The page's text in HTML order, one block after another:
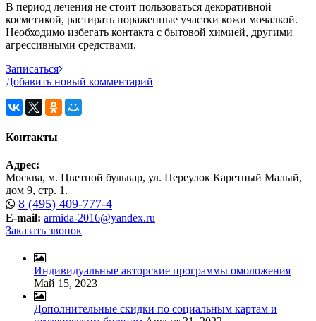
В период лечения не стоит пользоваться декоративной
косметикой, растирать пораженные участки кожи мочалкой.
Необходимо избегать контакта с бытовой химией, другими
агрессивными средствами.
Записаться
Добавить новый комментарий
Контакты
Адрес:
Москва, м. Цветной бульвар, ул. Переулок Каретный Малый,
дом 9, стр. 1.
8 (495) 409-777-4
E-mail: armida-2016@yandex.ru
Заказать звонок
Индивидуальные авторские программы омоложения
Май 15, 2023
Дополнительные скидки по социальным картам и